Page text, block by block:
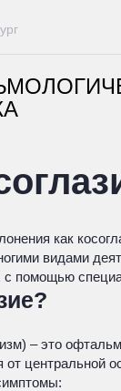
как
видами
помощью
– это
от